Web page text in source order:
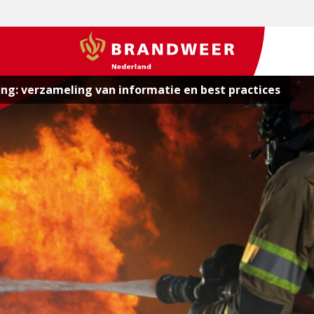
BrandweerNederland.nl
verzameling van informatie en best practices